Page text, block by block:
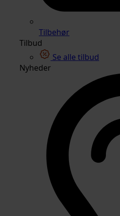
Tilbehør
Tilbud
Se alle tilbud
Nyheder